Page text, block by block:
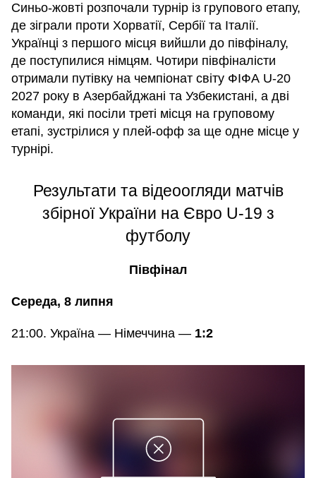
Синьо-жовті розпочали турнір із групового етапу,
де зіграли проти Хорватії, Сербії та Італії.
Українці з першого місця вийшли до півфіналу,
де поступилися німцям. Чотири півфіналісти
отримали путівку на чемпіонат світу ФІФА U-20
2027 року в Азербайджані та Узбекистані, а дві
команди, які посіли треті місця на груповому
етапі, зустрілися у плей-офф за ще одне місце у
турнірі.
Результати та відеоогляди матчів
збірної України на Євро U-19 з
футболу
Півфінал
Середа, 8 липня
21:00. Україна — Німеччина — 1:2